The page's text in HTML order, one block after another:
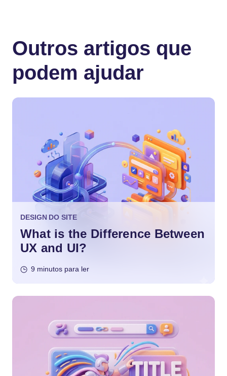
Outros artigos que
podem ajudar
DESIGN DO SITE
What is the Difference Between
UX and UI?
9 minutos para ler